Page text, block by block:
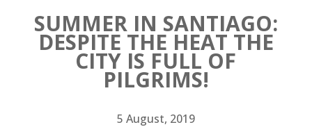
SUMMER IN SANTIAGO:
DESPITE THE HEAT THE
CITY IS FULL OF
PILGRIMS!
5 August, 2019